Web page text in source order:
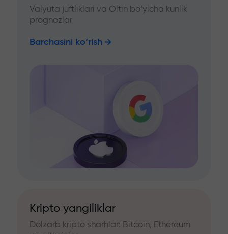
Valyuta juftliklari va Oltin bo‘yicha kunlik
prognozlar
Barchasini ko‘rish
Kripto yangiliklar
Dolzarb kripto sharhlar: Bitcoin, Ethereum